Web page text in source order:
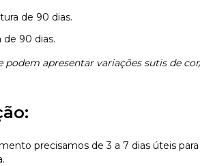
de 90 dias.
de 90 dias.
podem apresentar variações sutis de
precisamos de 3 a 7 dias úteis